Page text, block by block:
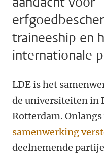
traineeship en
internationale
LDE is het
de universiteiten in
Rotterdam. Onlangs
samenwerking
deelnemende